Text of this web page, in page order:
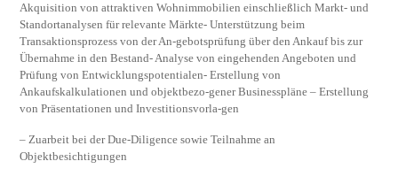
Akquisition von attraktiven Wohnimmobilien einschließlich Markt- und
Standortanalysen für relevante Märkte- Unterstützung beim
Transaktionsprozess von der An-gebotsprüfung über den Ankauf bis zur
Übernahme in den Bestand- Analyse von eingehenden Angeboten und
Prüfung von Entwicklungspotentialen- Erstellung von
Ankaufskalkulationen und objektbezo-gener Businesspläne – Erstellung
von Präsentationen und Investitionsvorla-gen
– Zuarbeit bei der Due-Diligence sowie Teilnahme an
Objektbesichtigungen